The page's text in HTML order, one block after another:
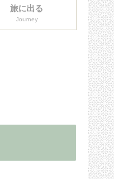
旅に出る
Journey